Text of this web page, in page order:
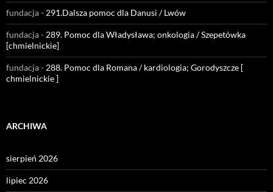
fundacja-291.Dalsza pomoc dla Danusi / Lwów
fundacja-289. Pomoc dla Władysława; onkologia / Szepetówka
[chmielnickie]
fundacja-288. Pomoc dla Romana / kardiologia; Gorodyszcze [
chmielnickie ]
ARCHIWA
sierpień 2026
lipiec 2026